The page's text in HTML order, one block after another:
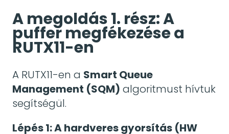
A megoldás 1. rész: A
puffer megfékezése a
RUTX11-en
A RUTX11-en a Smart Queue
Management (SQM) algoritmust hívtuk
segítségül.
Lépés 1: A hardveres gyorsítás (HW